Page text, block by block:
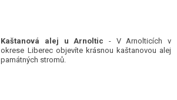
Kaštanová alej u Arnoltic - V Arnolticích v
okrese Liberec objevíte krásnou kaštanovou alej
památných stromů.